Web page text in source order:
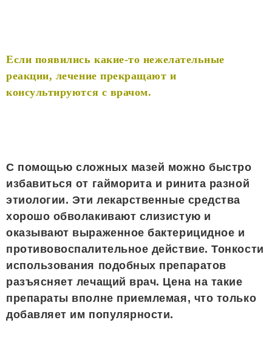
Если появились какие-то нежелательные
реакции, лечение прекращают и
консультируются с врачом.
С помощью сложных мазей можно быстро
избавиться от гайморита и ринита разной
этиологии. Эти лекарственные средства
хорошо обволакивают слизистую и
оказывают выраженное бактерицидное и
противовоспалительное действие. Тонкости
использования подобных препаратов
разъясняет лечащий врач. Цена на такие
препараты вполне приемлемая, что только
добавляет им популярности.